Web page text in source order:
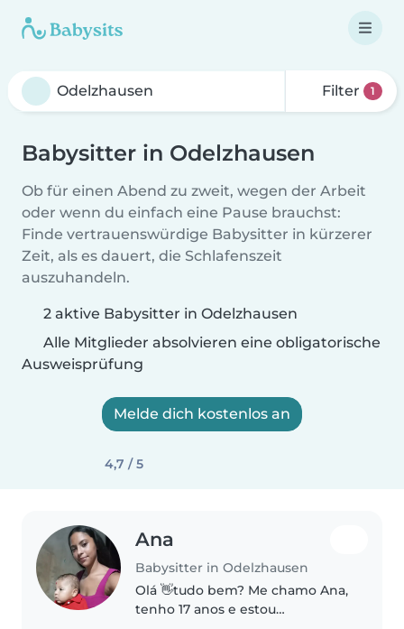
Filter 1
Babysitter in Odelzhausen
Ob für einen Abend zu zweit, wegen der Arbeit
oder wenn du einfach eine Pause brauchst:
Finde vertrauenswürdige Babysitter in kürzerer
Zeit, als es dauert, die Schlafenszeit
auszuhandeln.
2 aktive Babysitter in Odelzhausen
Alle Mitglieder absolvieren eine obligatorische
Ausweisprüfung
Melde dich kostenlos an
4,7 / 5
Ana
Babysitter in Odelzhausen
Olá 👋tudo bem? Me chamo Ana,
tenho 17 anos e estou